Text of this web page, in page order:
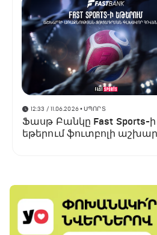
12:33 / 11.06.2026• ՍՊՈՐՏ
Ֆասթ Բանկը Fast Sports-ի
եթերում ֆուտբոլի